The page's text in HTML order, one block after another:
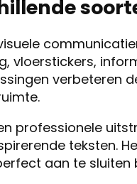
vloerstickers,
verbeteren
professionele
teksten.
aan te sluiten